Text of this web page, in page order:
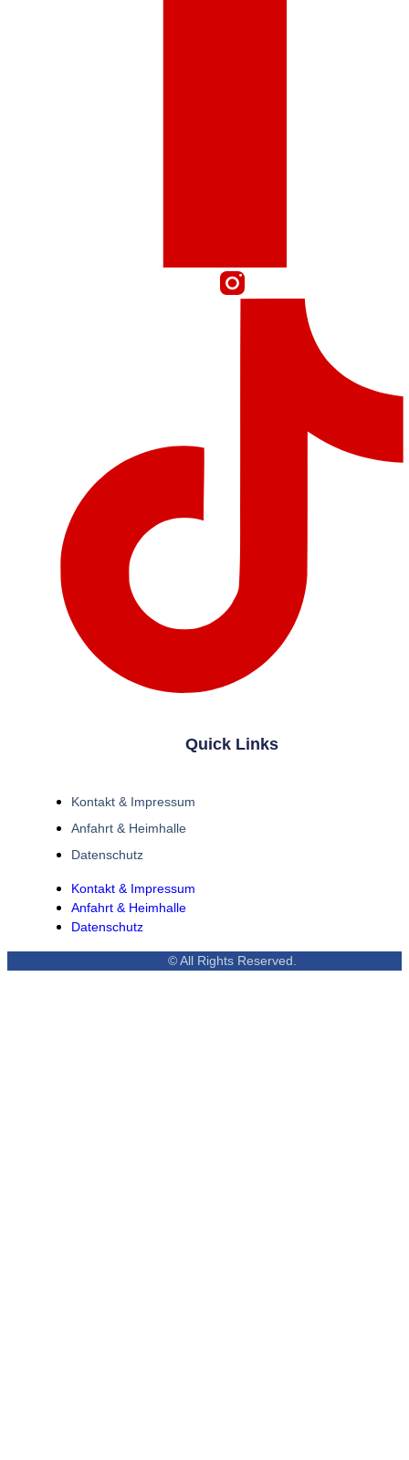
Quick Links
Kontakt & Impressum
Anfahrt & Heimhalle
Datenschutz
Kontakt & Impressum
Anfahrt & Heimhalle
Datenschutz
© All Rights Reserved.